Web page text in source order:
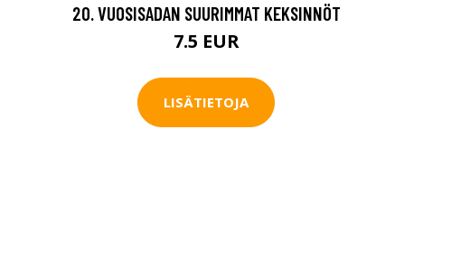
20. VUOSISADAN SUURIMMAT KEKSINNÖT
7.5 EUR
LISÄTIETOJA